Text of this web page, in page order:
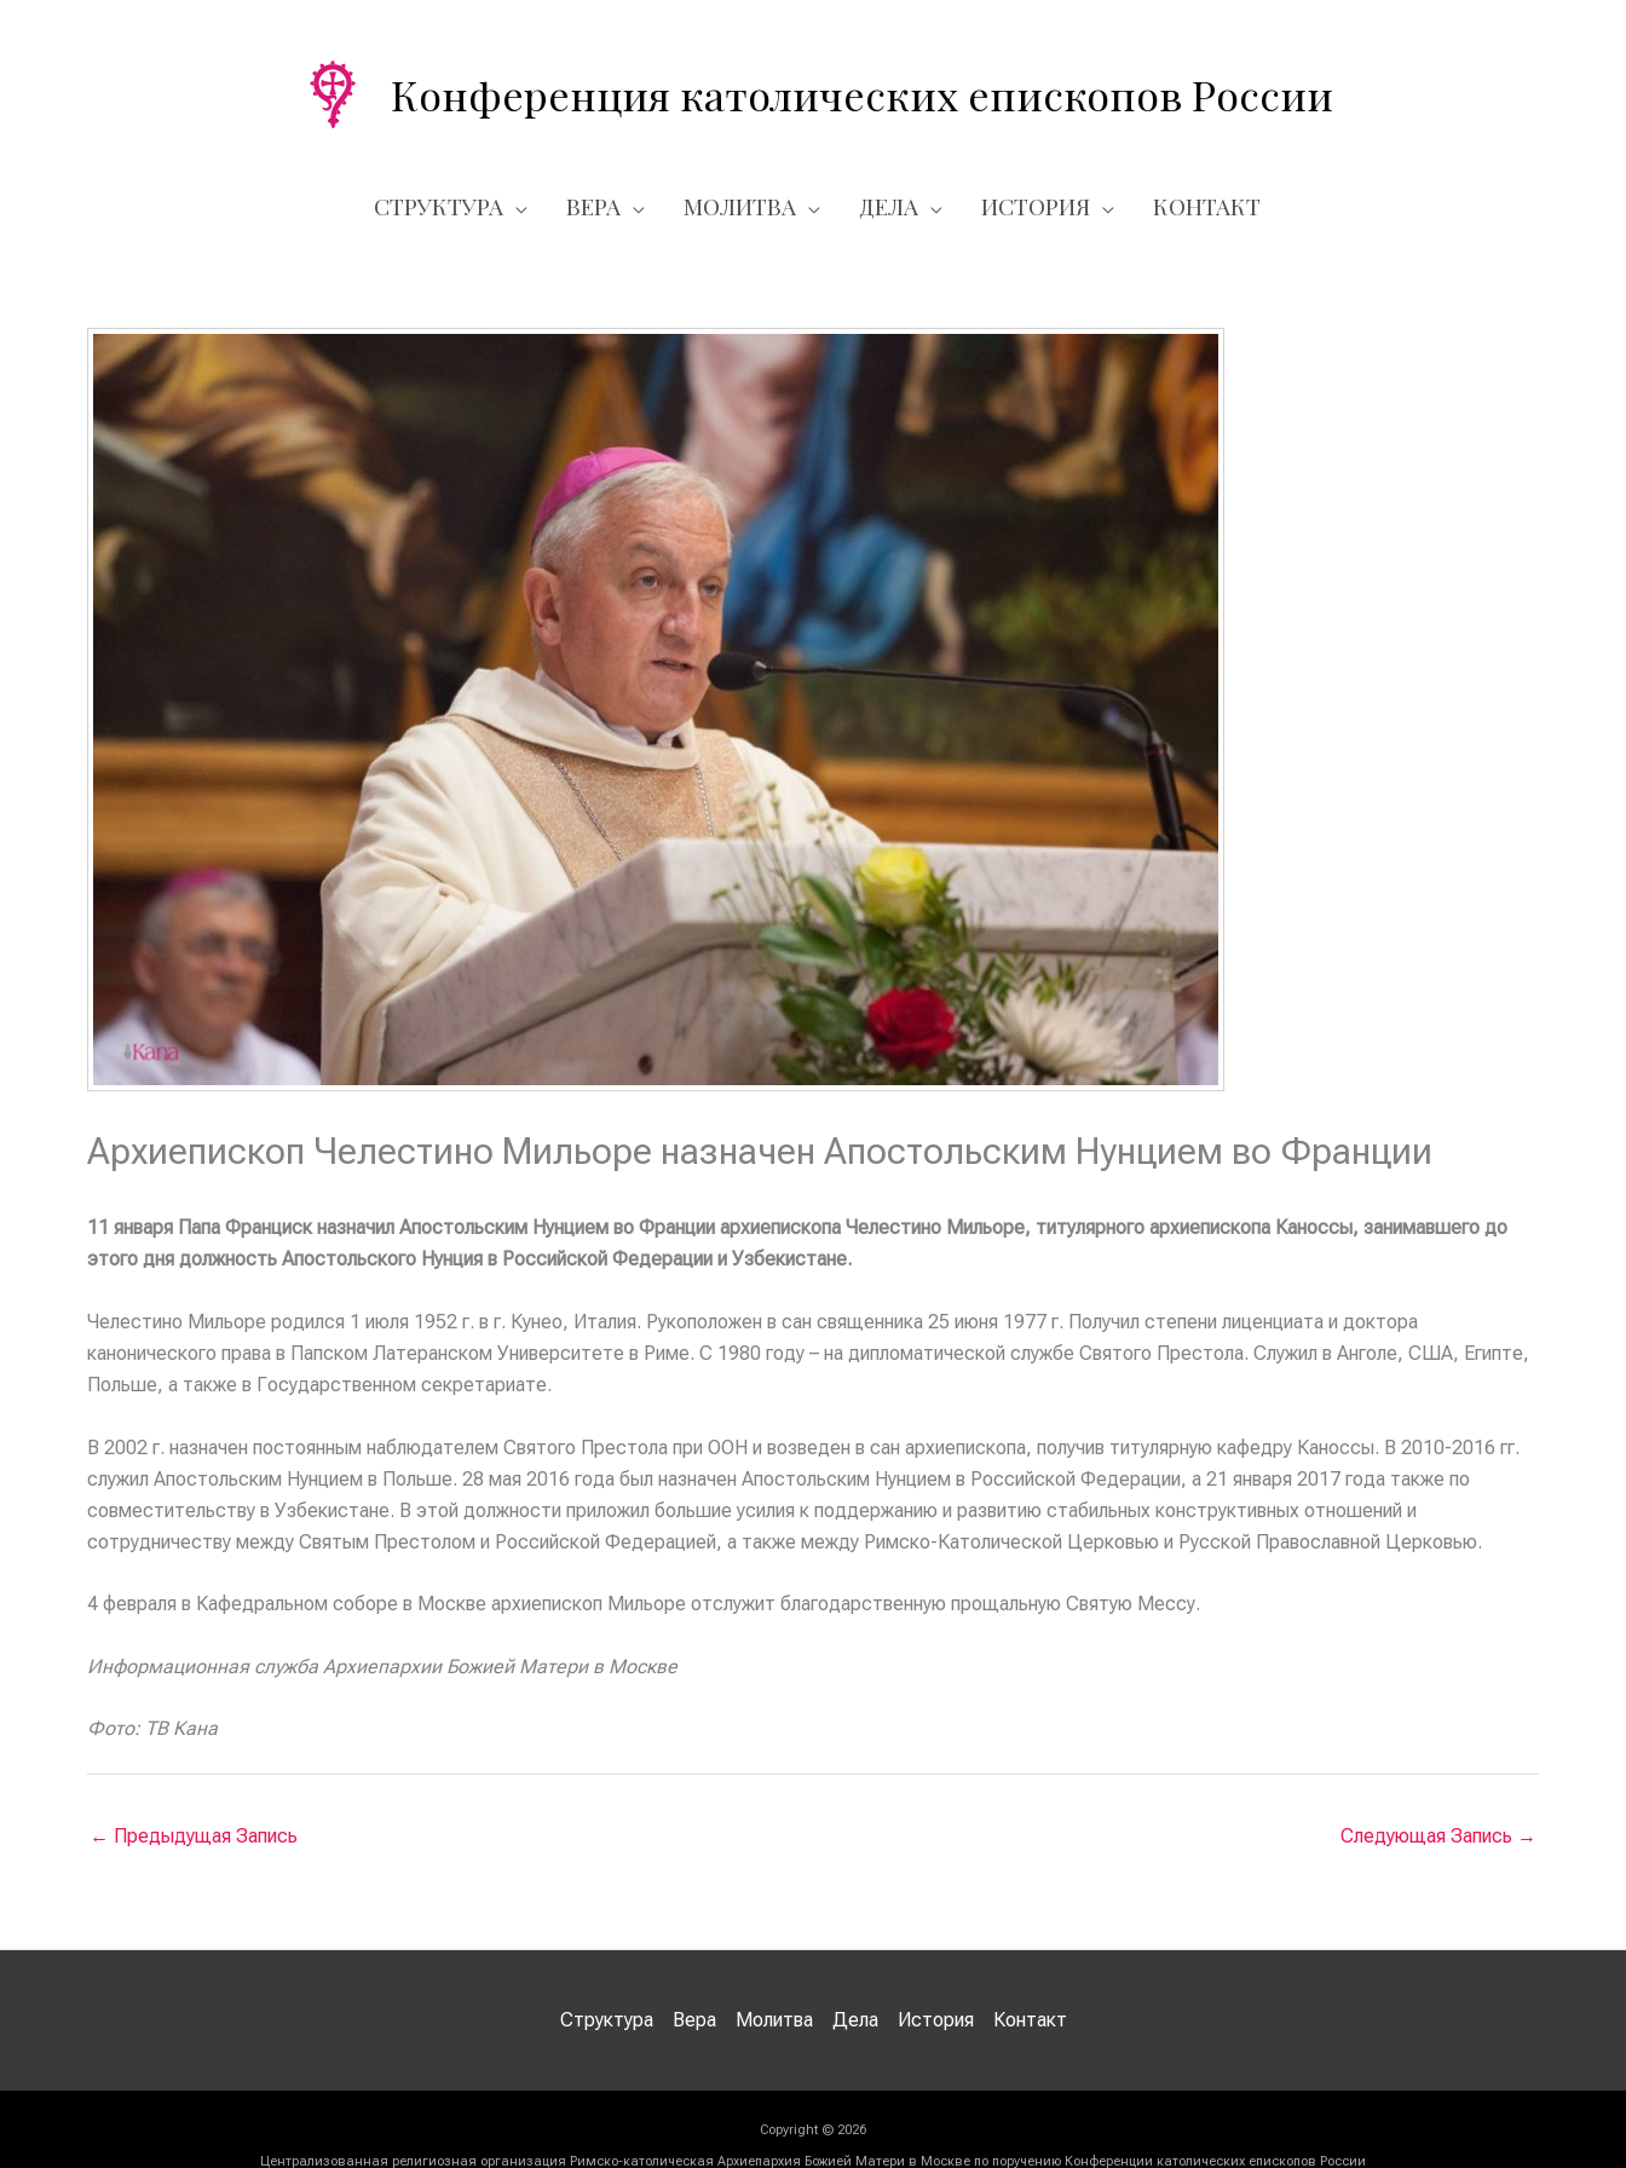
Конференция католических епископов России
СТРУКТУРА ВЕРА МОЛИТВА ДЕЛА ИСТОРИЯ КОНТАКТ
Архиепископ Челестино Мильоре назначен Апостольским Нунцием во Франции
11 января Папа Франциск назначил Апостольским Нунцием во Франции архиепископа Челестино Мильоре, титулярного архиепископа Каноссы, занимавшего до
этого дня должность Апостольского Нунция в Российской Федерации и Узбекистане.
Челестино Мильоре родился 1 июля 1952 г. в г. Кунео, Италия. Рукоположен в сан священника 25 июня 1977 г. Получил степени лиценциата и доктора
канонического права в Папском Латеранском Университете в Риме. С 1980 году – на дипломатической службе Святого Престола. Служил в Анголе, США, Египте,
Польше, а также в Государственном секретариате.
В 2002 г. назначен постоянным наблюдателем Святого Престола при ООН и возведен в сан архиепископа, получив титулярную кафедру Каноссы. В 2010-2016 гг.
служил Апостольским Нунцием в Польше. 28 мая 2016 года был назначен Апостольским Нунцием в Российской Федерации, а 21 января 2017 года также по
совместительству в Узбекистане. В этой должности приложил большие усилия к поддержанию и развитию стабильных конструктивных отношений и
сотрудничеству между Святым Престолом и Российской Федерацией, а также между Римско-Католической Церковью и Русской Православной Церковью.
4 февраля в Кафедральном соборе в Москве архиепископ Мильоре отслужит благодарственную прощальную Святую Мессу.
Информационная служба Архиепархии Божией Матери в Москве
Фото: ТВ Кана
← Предыдущая Запись Следующая Запись →
Структура Вера Молитва Дела История Контакт
Copyright © 2026
Централизованная религиозная организация Римско-католическая Архиепархия Божией Матери в Москве по поручению Конференции католических епископов России